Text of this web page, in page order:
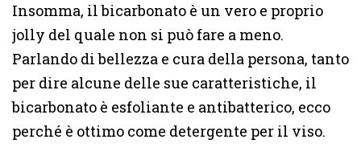
Insomma, il bicarbonato è un vero e proprio
jolly del quale non si può fare a meno.
Parlando di bellezza e cura della persona, tanto
per dire alcune delle sue caratteristiche, il
bicarbonato è esfoliante e antibatterico, ecco
perché è ottimo come detergente per il viso.